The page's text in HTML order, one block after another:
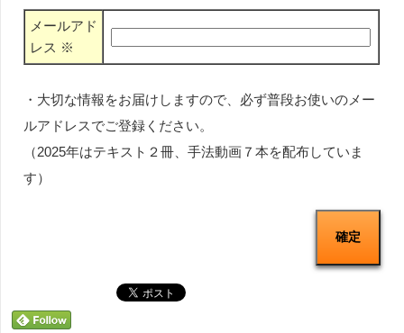
メールアド
レス ※
・大切な情報をお届けしますので、必ず普段お使いのメー
ルアドレスでご登録ください。
（2025年はテキスト２冊、手法動画７本を配布していま
す）